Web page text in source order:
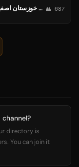
تولیدی کفش کتونی حاج علی پاکدشت ارسال کتونی تهران خوزستان اصفهان شیراز تبریز مهاباد بابلسر مشهد اراک 👥 687
directory is